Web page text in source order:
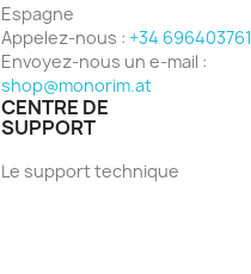
Espagne
Appelez-nous : +34 696403761
Envoyez-nous un e-mail :
shop@monorim.at
CENTRE DE
SUPPORT
Le support technique